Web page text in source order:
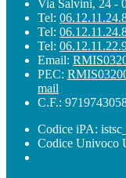
Via Salvini, 24 -
Tel:
Tel:
Tel:
Email:
PEC:
mail
C.F.:
Codice iPA:
Codice Univoco